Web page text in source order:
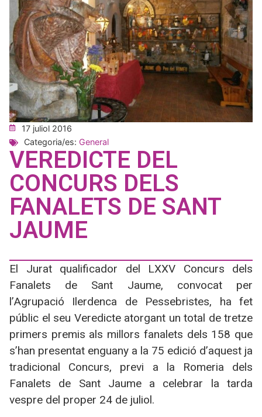
17 juliol 2016
Categoria/es: General
VEREDICTE DEL
CONCURS DELS
FANALETS DE SANT
JAUME
El Jurat qualificador del LXXV Concurs dels
Fanalets de Sant Jaume, convocat per
l’Agrupació Ilerdenca de Pessebristes, ha fet
públic el seu Veredicte atorgant un total de tretze
primers premis als millors fanalets dels 158 que
s’han presentat enguany a la 75 edició d’aquest ja
tradicional Concurs, previ a la Romeria dels
Fanalets de Sant Jaume a celebrar la tarda
vespre del proper 24 de juliol.